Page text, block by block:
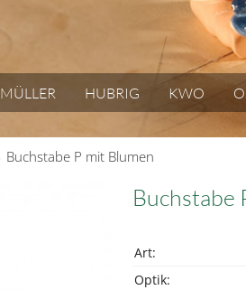
MÜLLER HUBRIG KWO
Buchstabe P mit Blumen
Buchstabe
Art:
Optik: